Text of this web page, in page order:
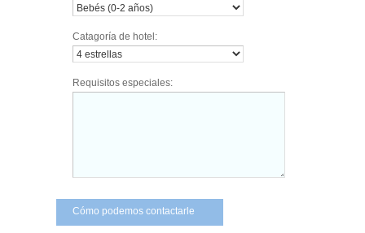
Catagoría de hotel:
Requisitos especiales:
Cómo podemos contactarle